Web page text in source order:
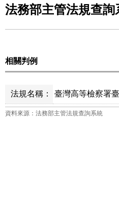
法務部主管法規查詢
相關判例
法規名稱： 臺灣高等檢察署
資料來源：法務部主管法規查詢系統